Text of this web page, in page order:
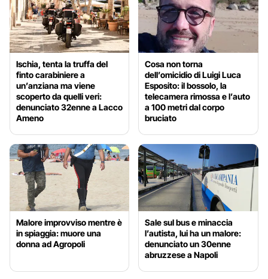
Ischia, tenta la truffa del
finto carabiniere a
un’anziana ma viene
scoperto da quelli veri:
denunciato 32enne a Lacco
Ameno
Cosa non torna
dell’omicidio di Luigi Luca
Esposito: il bossolo, la
telecamera rimossa e l’auto
a 100 metri dal corpo
bruciato
Malore improvviso mentre è
in spiaggia: muore una
donna ad Agropoli
Sale sul bus e minaccia
l’autista, lui ha un malore:
denunciato un 30enne
abruzzese a Napoli